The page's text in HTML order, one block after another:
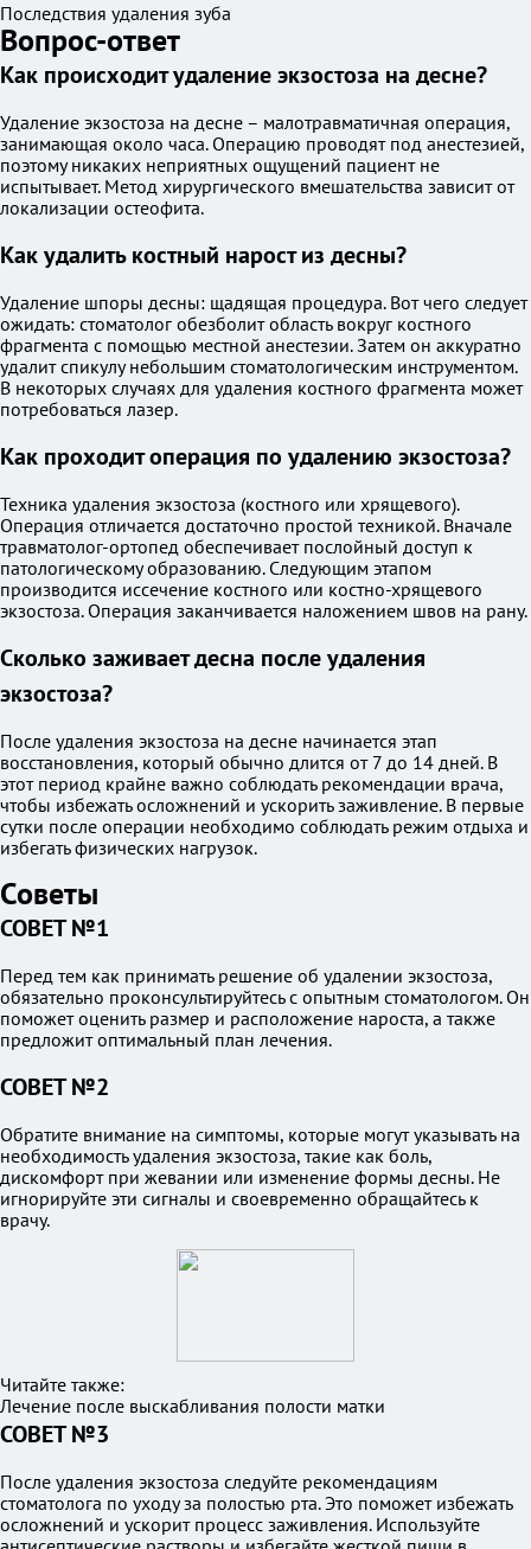
Последствия удаления зуба
Вопрос-ответ
Как происходит удаление экзостоза на десне?
Удаление экзостоза на десне – малотравматичная операция,
занимающая около часа. Операцию проводят под анестезией,
поэтому никаких неприятных ощущений пациент не
испытывает. Метод хирургического вмешательства зависит от
локализации остеофита.
Как удалить костный нарост из десны?
Удаление шпоры десны: щадящая процедура. Вот чего следует
ожидать: стоматолог обезболит область вокруг костного
фрагмента с помощью местной анестезии. Затем он аккуратно
удалит спикулу небольшим стоматологическим инструментом.
В некоторых случаях для удаления костного фрагмента может
потребоваться лазер.
Как проходит операция по удалению экзостоза?
Техника удаления экзостоза (костного или хрящевого).
Операция отличается достаточно простой техникой. Вначале
травматолог-ортопед обеспечивает послойный доступ к
патологическому образованию. Следующим этапом
производится иссечение костного или костно-хрящевого
экзостоза. Операция заканчивается наложением швов на рану.
Сколько заживает десна после удаления
экзостоза?
После удаления экзостоза на десне начинается этап
восстановления, который обычно длится от 7 до 14 дней. В
этот период крайне важно соблюдать рекомендации врача,
чтобы избежать осложнений и ускорить заживление. В первые
сутки после операции необходимо соблюдать режим отдыха и
избегать физических нагрузок.
Советы
СОВЕТ №1
Перед тем как принимать решение об удалении экзостоза,
обязательно проконсультируйтесь с опытным стоматологом. Он
поможет оценить размер и расположение нароста, а также
предложит оптимальный план лечения.
СОВЕТ №2
Обратите внимание на симптомы, которые могут указывать на
необходимость удаления экзостоза, такие как боль,
дискомфорт при жевании или изменение формы десны. Не
игнорируйте эти сигналы и своевременно обращайтесь к
врачу.
Читайте также:
Лечение после выскабливания полости матки
СОВЕТ №3
После удаления экзостоза следуйте рекомендациям
стоматолога по уходу за полостью рта. Это поможет избежать
осложнений и ускорит процесс заживления. Используйте